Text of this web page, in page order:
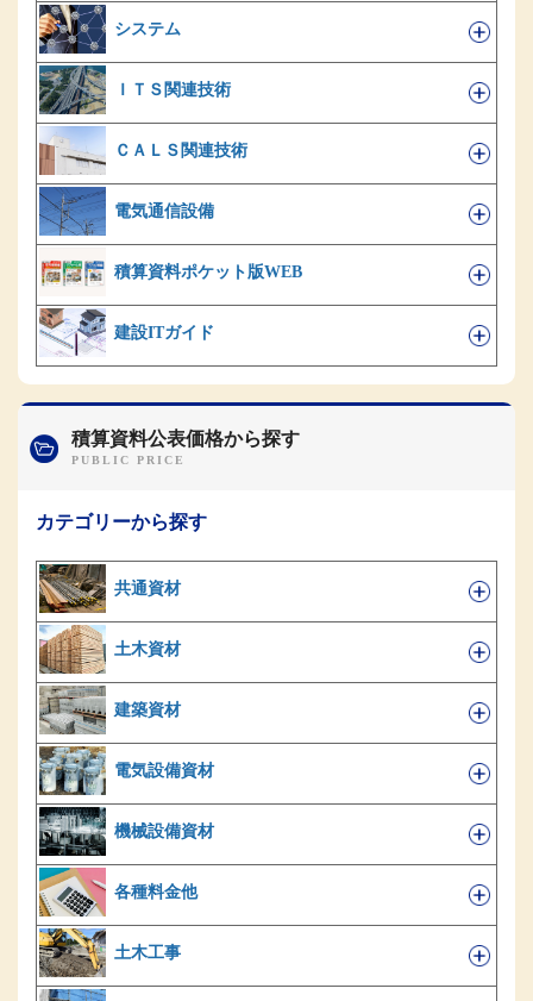
システム
ＩＴＳ関連技術
ＣＡＬＳ関連技術
電気通信設備
積算資料ポケット版WEB
建設ITガイド
積算資料公表価格から探す
カテゴリーから探す
共通資材
土木資材
建築資材
電気設備資材
機械設備資材
各種料金他
土木工事